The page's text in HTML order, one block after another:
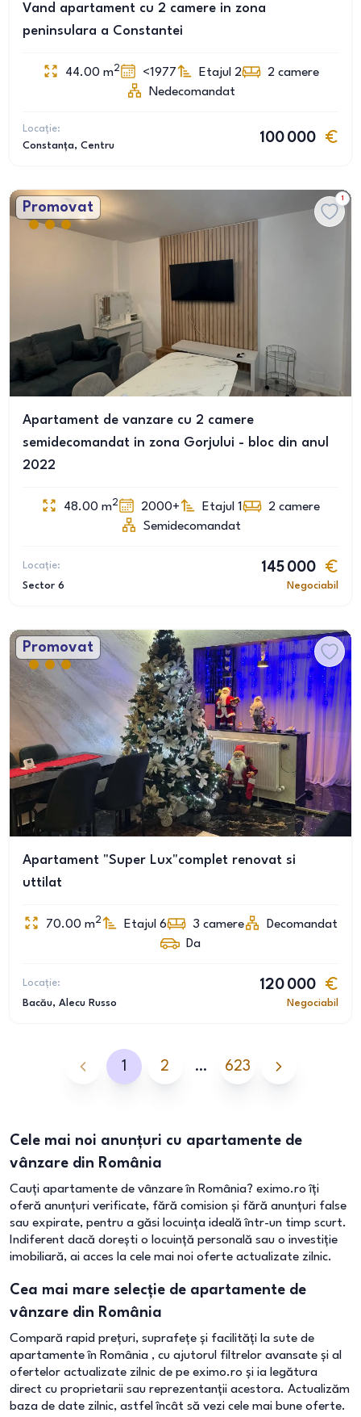
Vand apartament cu 2 camere in zona
peninsulara a Constantei
44.00 m2 <1977 Etajul 2 2 camere
Nedecomandat
Locație:
Constanța, Centru
100 000
Promovat
1
Apartament de vanzare cu 2 camere
semidecomandat in zona Gorjului - bloc din anul
2022
48.00 m2 2000+ Etajul 1 2 camere
Semidecomandat
Locație:
Sector 6
145 000
Negociabil
Promovat
Apartament "Super Lux"complet renovat si
uttilat
70.00 m2 Etajul 6 3 camere
Decomandat
Da
Locație:
Bacău, Alecu Russo
120 000
Negociabil
1 2 … 623
Cele mai noi anunțuri cu apartamente de
vânzare din România
Cauți apartamente de vânzare în România? eximo.ro îți
oferă anunțuri verificate, fără comision și fără anunțuri false
sau expirate, pentru a găsi locuința ideală într-un timp scurt.
Indiferent dacă dorești o locuință personală sau o investiție
imobiliară, ai acces la cele mai noi oferte actualizate zilnic.
Cea mai mare selecție de apartamente de
vânzare din România
Compară rapid prețuri, suprafețe și facilități la sute de
apartamente în România , cu ajutorul filtrelor avansate și al
ofertelor actualizate zilnic de pe eximo.ro și ia legătura
direct cu proprietarii sau reprezentanții acestora. Actualizăm
baza de date zilnic, astfel încât să vezi cele mai bune oferte.